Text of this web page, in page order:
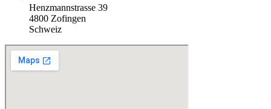
Henzmannstrasse 39
4800 Zofingen
Schweiz